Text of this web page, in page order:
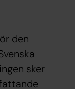
den
sker